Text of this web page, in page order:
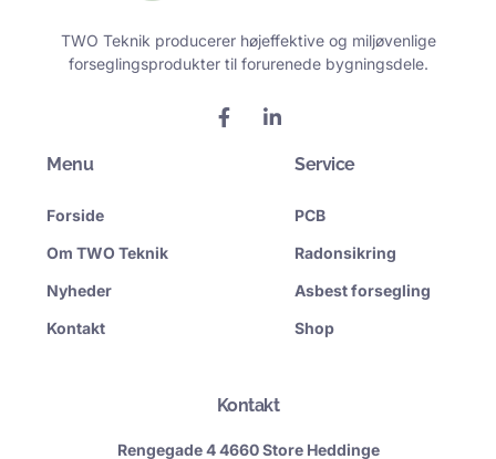
TWO Teknik producerer højeffektive og miljøvenlige
forseglingsprodukter til forurenede bygningsdele.
F
a
i
Menu
Forside
Om TWO Teknik
Nyheder
Kontakt
Service
PCB
Radonsikring
Asbest forsegling
Shop
Kontakt
Rengegade 4 4660 Store Heddinge